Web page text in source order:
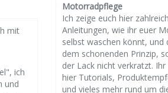
mit
ich
und
Motorradpflege
Ich zeige euch hier
Anleitungen, wie ihr euer
selbst waschen könnt, und
dem schonenden Prinzip,
der Lack nicht verkratzt.
hier Tutorials,
und vieles mehr rund um